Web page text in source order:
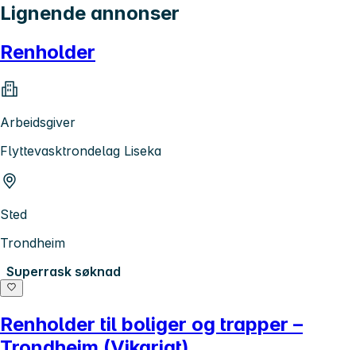
Lignende annonser
Renholder
Arbeidsgiver
Flyttevasktrondelag Liseka
Sted
Trondheim
Superrask søknad
Renholder til boliger og trapper –